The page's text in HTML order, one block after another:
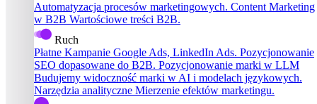
Automatyzacja procesów marketingowych. Content Marketing
w B2B Wartościowe treści B2B.
Ruch
Płatne Kampanie Google Ads, LinkedIn Ads. Pozycjonowanie
SEO dopasowane do B2B. Pozycjonowanie marki w LLM
Budujemy widoczność marki w AI i modelach językowych.
Narzędzia analityczne Mierzenie efektów marketingu.